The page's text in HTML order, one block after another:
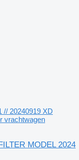
// 20240919 XD
vrachtwagen
MODEL 2024